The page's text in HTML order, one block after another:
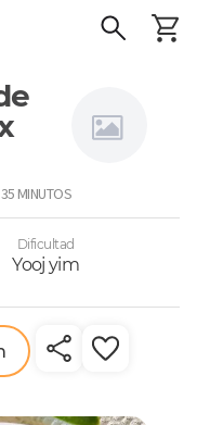
MINUTOS
Dificultad
Yooj yim